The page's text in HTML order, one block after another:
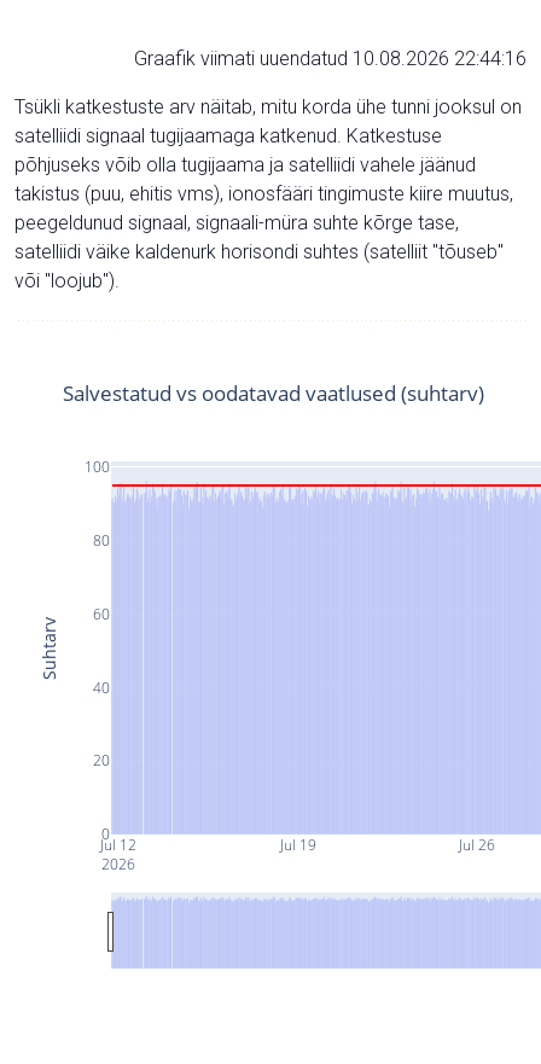
Graafik viimati uuendatud 10.08.2026 22:44:16
Tsükli katkestuste arv näitab, mitu korda ühe tunni jooksul on
satelliidi signaal tugijaamaga katkenud. Katkestuse
põhjuseks võib olla tugijaama ja satelliidi vahele jäänud
takistus (puu, ehitis vms), ionosfääri tingimuste kiire muutus,
peegeldunud signaal, signaali-müra suhte kõrge tase,
satelliidi väike kaldenurk horisondi suhtes (satelliit "tõuseb"
või "loojub").
Jul 12
2026
Jul 19 Jul 26
0
20
40
60
80
100
Salvestatud vs oodatavad vaatlused (suhtarv)
Suhtarv